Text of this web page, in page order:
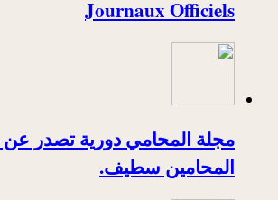
Journaux Officiels
مجلة المحامي دورية تصدر
المحامين سطيف.